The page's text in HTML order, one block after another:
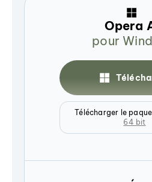
Opera
pour
Télécharger le
64 bit